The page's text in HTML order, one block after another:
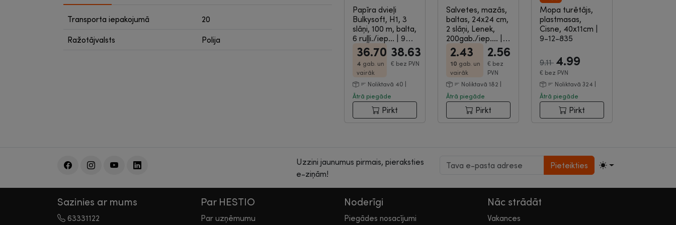
Transporta iepakojumā 20
Ražotājvalsts Polija
Papīra dvieļi
Bulkysoft, H1, 3
slāņi, 100 m, balta,
6 ruļļi./iep...
9-
02-646
36.70
4 gab. un
vairāk
38.63
€ bez PVN
Noliktavā 40 |
Ātrā piegāde
Pirkt
Salvetes, mazās,
baltas, 24x24 cm,
2 slāņi, Lenek,
200gab./iep....
9-05-132
2.43
10 gab. un
vairāk
2.56
€ bez
PVN
Noliktavā 182 |
Ātrā piegāde
Pirkt
Mopa turētājs,
plastmasas,
Cisne, 40x11cm
9-12-835
9.11 4.99
€ bez PVN
Noliktavā 324 |
Ātrā piegāde
Pirkt
Uzzini jaunumus pirmais, pieraksties
e-ziņām!
Pieteikties
Sazinies ar mums
63331122
Par HESTIO
Par uzņēmumu
Noderīgi
Piegādes nosacījumi
Nāc strādāt
Vakances